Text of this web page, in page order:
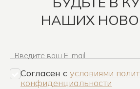
НАШИХ
Введите ваш E-mail
Согласен c условиями
конфиденциальности